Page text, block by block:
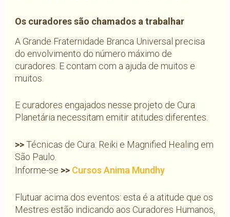
Os curadores são chamados a trabalhar
A Grande Fraternidade Branca Universal precisa
do envolvimento do número máximo de
curadores. E contam com a ajuda de muitos e
muitos.
E curadores engajados nesse projeto de Cura
Planetária necessitam emitir atitudes diferentes.
>>Técnicas de Cura: Reiki e Magnified Healing em
São Paulo.
Informe-se >> Cursos Anima Mundhy
Flutuar acima dos eventos: esta é a atitude que os
Mestres estão indicando aos Curadores Humanos,